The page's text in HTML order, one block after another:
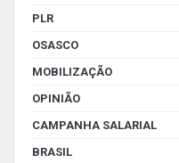
PLR
OSASCO
MOBILIZAÇÃO
OPINIÃO
CAMPANHA SALARIAL
BRASIL